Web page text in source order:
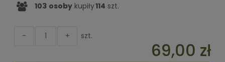
103 osoby kupiły114 szt.
+
- szt.
69,00 zł